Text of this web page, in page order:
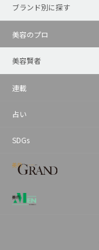
ブランド別に探す
美容のプロ
美容賢者
連載
占い
SDGs